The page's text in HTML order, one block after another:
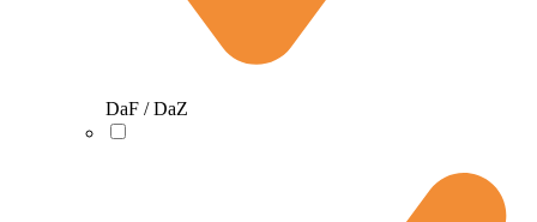
DaF / DaZ